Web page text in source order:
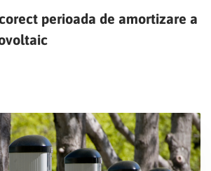
perioada de amortizare a